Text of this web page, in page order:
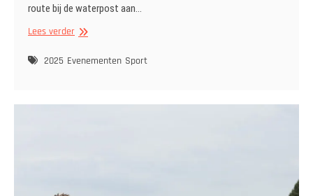
route bij de waterpost aan…
Lees verderIJsselsteinloop
10km
marathon
2025 Evenementen Sport